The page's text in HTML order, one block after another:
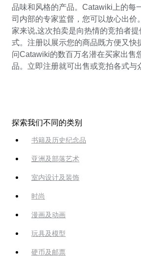
品味和风格的产品。Catawiki上的每
司内部的专家监督，您可以放心出价
家来说,这次拍卖是向热情的竞拍者
式。注册以展示您的商品既方便又快
问Catawiki的数百万名潜在买家出售
品。立即注册就可出售或竞拍各式与
探索我们不同的类别
书籍及历史纪念品
亚洲及部落艺术
室内设计及装饰
时尚
漫画及动画
玩具及模型
硬币及邮票